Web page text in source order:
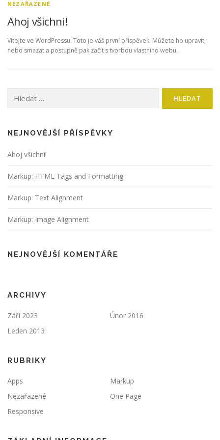
NEZAŘAZENÉ
Ahoj všichni!
Vítejte ve WordPressu. Toto je váš první příspěvek. Můžete ho upravit,
nebo smazat a postupně pak začít s tvorbou vlastního webu.
NEJNOVĚJŠÍ PŘÍSPĚVKY
Ahoj všichni!
Markup: HTML Tags and Formatting
Markup: Text Alignment
Markup: Image Alignment
NEJNOVĚJŠÍ KOMENTÁŘE
ARCHIVY
Září 2023
Únor 2016
Leden 2013
RUBRIKY
Apps
Markup
Nezařazené
One Page
Responsive